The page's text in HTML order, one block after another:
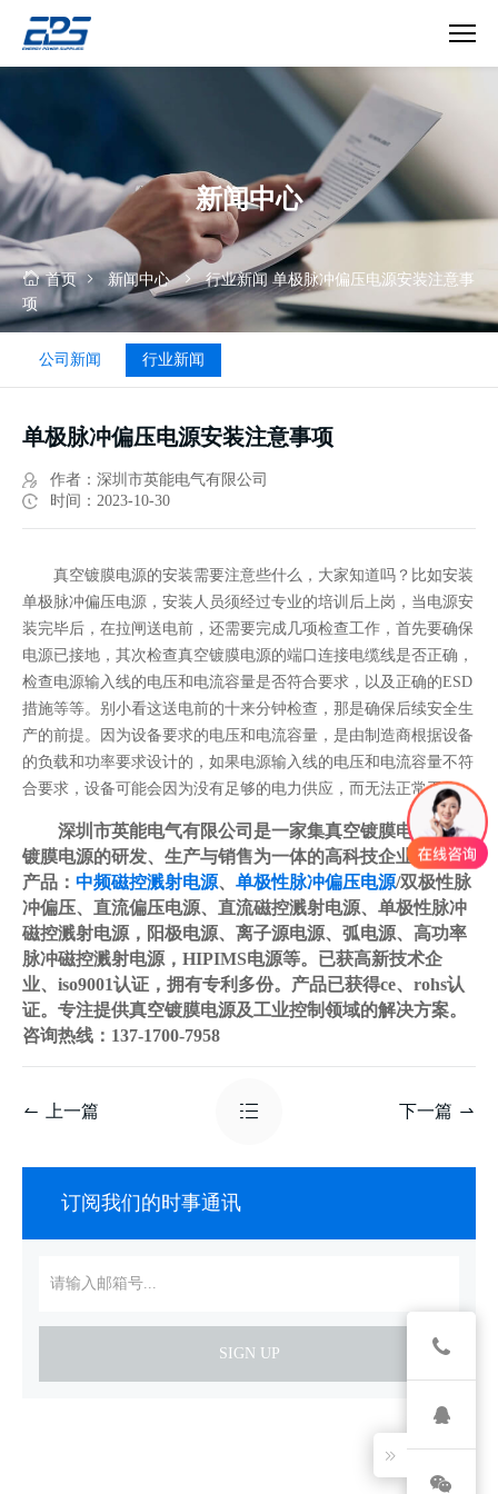
脉
偏
压
电
源
安
注
新闻中心
首页 新闻中心 行业新闻 单极脉冲偏压电源安装注意事
项
公司新闻 行业新闻
单极脉冲偏压电源安装注意事项
作者：深圳市英能电气有限公司
时间：2023-10-30
真空镀膜电源的安装需要注意些什么，大家知道吗？比如安装
单极脉冲偏压电源，安装人员须经过专业的培训后上岗，当电源安
装完毕后，在拉闸送电前，还需要完成几项检查工作，首先要确保
电源已接地，其次检查真空镀膜电源的端口连接电缆线是否正确，
检查电源输入线的电压和电流容量是否符合要求，以及正确的ESD
措施等等。别小看这送电前的十来分钟检查，那是确保后续安全生
产的前提。因为设备要求的电压和电流容量，是由制造商根据设备
的负载和功率要求设计的，如果电源输入线的电压和电流容量不符
合要求，设备可能会因为没有足够的电力供应，而无法正常工作。
深圳市英能电气有限公司是一家集真空镀膜电源/PVD
镀膜电源的研发、生产与销售为一体的高科技企业，主要
产品： 中频磁控溅射电源、 单极性脉冲偏压电源/双极性脉
冲偏压、直流偏压电源、直流磁控溅射电源、单极性脉冲
磁控溅射电源，阳极电源、离子源电源、弧电源、高功率
脉冲磁控溅射电源，HIPIMS电源等。已获高新技术企
业、iso9001认证，拥有专利多份。产品已获得ce、rohs认
证。专注提供真空镀膜电源及工业控制领域的解决方案。
咨询热线：137-1700-7958
上一篇 下一篇
订阅我们的时事通讯
SIGN UP